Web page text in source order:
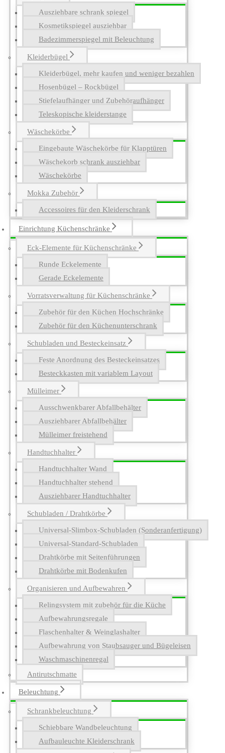
Ausziehbare schrank spiegel
Kosmetikspiegel ausziehbar
Badezimmerspiegel mit Beleuchtung
Kleiderbügel
Kleiderbügel, mehr kaufen und weniger bezahlen
Hosenbügel – Rockbügel
Stiefelaufhänger und Zubehöraufhänger
Teleskopische kleiderstange
Wäschekörbe
Eingebaute Wäschekörbe für Klapptüren
Wäschekorb schrank ausziehbar
Wäschekörbe
Mokka Zubehör
Accessoires für den Kleiderschrank
Einrichtung Küchenschränke
Eck-Elemente für Küchenschränke
Runde Eckelemente
Gerade Eckelemente
Vorratsverwaltung für Küchenschränke
Zubehör für den Küchen Hochschränke
Zubehör für den Küchenunterschrank
Schubladen und Besteckeinsatz
Feste Anordnung des Besteckeinsatzes
Besteckkasten mit variablem Layout
Mülleimer
Ausschwenkbarer Abfallbehälter
Ausziehbarer Abfallbehälter
Mülleimer freistehend
Handtuchhalter
Handtuchhalter Wand
Handtuchhalter stehend
Ausziehbarer Handtuchhalter
Schubladen / Drahtkörbe
Universal-Slimbox-Schubladen (Sonderanfertigung)
Universal-Standard-Schubladen
Drahtkörbe mit Seitenführungen
Drahtkörbe mit Bodenkufen
Organisieren und Aufbewahren
Relingsystem mit zubehör für die Küche
Aufbewahrungsregale
Flaschenhalter & Weinglashalter
Aufbewahrung von Staubsauger und Bügeleisen
Waschmaschinenregal
Antirutschmatte
Beleuchtung
Schrankbeleuchtung
Schiebbare Wandbeleuchtung
Aufbauleuchte Kleiderschrank